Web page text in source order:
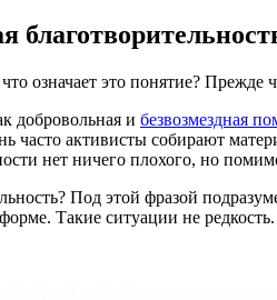
означает это понятие?
добровольная и безвозмездная
часто активисты собирают
нет ничего плохого, но
Под этой фразой
Такие ситуации не